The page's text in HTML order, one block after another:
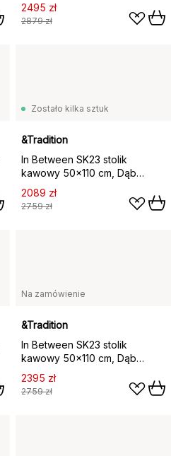
2495 zł
2879 zł
Zostało kilka sztuk
&Tradition
In Between SK23 stolik
kawowy 50x110 cm, Dąb
olejowany
2089 zł
2759 zł
Na zamówienie
&Tradition
In Between SK23 stolik
kawowy 50x110 cm, Dąb
olejowany wędzony
2395 zł
2759 zł